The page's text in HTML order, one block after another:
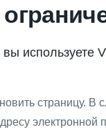
используете
страницу. В
электронной